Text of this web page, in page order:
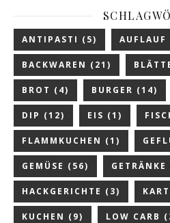
ANTIPASTI (5) AUFLAUF
BACKWAREN (21)
BROT (4) BURGER (14)
DIP (12) EIS (1)
FLAMMKUCHEN (1)
GEMÜSE (56) GETRÄNKE
HACKGERICHTE (3)
KUCHEN (9) LOW CARB